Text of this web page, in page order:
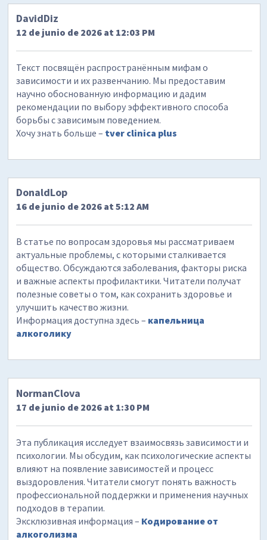
DavidDiz
12 de junio de 2026 at 12:03 PM
Текст посвящён распространённым мифам о
зависимости и их развенчанию. Мы предоставим
научно обоснованную информацию и дадим
рекомендации по выбору эффективного способа
борьбы с зависимым поведением.
Хочу знать больше – tver clinica plus
DonaldLop
16 de junio de 2026 at 5:12 AM
В статье по вопросам здоровья мы рассматриваем
актуальные проблемы, с которыми сталкивается
общество. Обсуждаются заболевания, факторы риска
и важные аспекты профилактики. Читатели получат
полезные советы о том, как сохранить здоровье и
улучшить качество жизни.
Информация доступна здесь – капельница
алкоголику
NormanClova
17 de junio de 2026 at 1:30 PM
Эта публикация исследует взаимосвязь зависимости и
психологии. Мы обсудим, как психологические аспекты
влияют на появление зависимостей и процесс
выздоровления. Читатели смогут понять важность
профессиональной поддержки и применения научных
подходов в терапии.
Эксклюзивная информация – Кодирование от
алкоголизма